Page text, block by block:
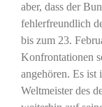
aber, dass der
fehlerfreundlich
bis zum 23.
Konfrontationen
angehören. Es
Weltmeister des